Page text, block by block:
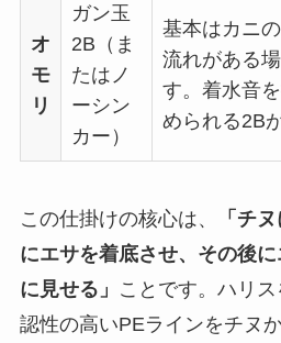
オ
モ
リ
ガン玉
2B（ま
たはノ
ーシン
カー）
基本はカニ
流れがある
す。着水音
められる2B
この仕掛けの核心は、
「チ
にエサを着底させ、その後
に見せる」 ことです。ハリ
認性の高いPEラインをチヌ